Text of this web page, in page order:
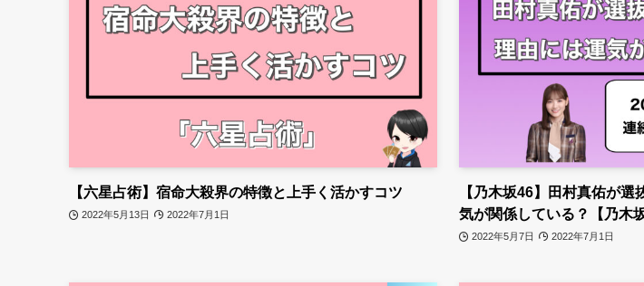
【六星占術】宿命大殺界の特徴と上手く活かすコツ
2022年5月13日 2022年7月1日
【乃木坂46】田村真佑が
気が関係している？【乃木
2022年5月7日 2022年7月1日